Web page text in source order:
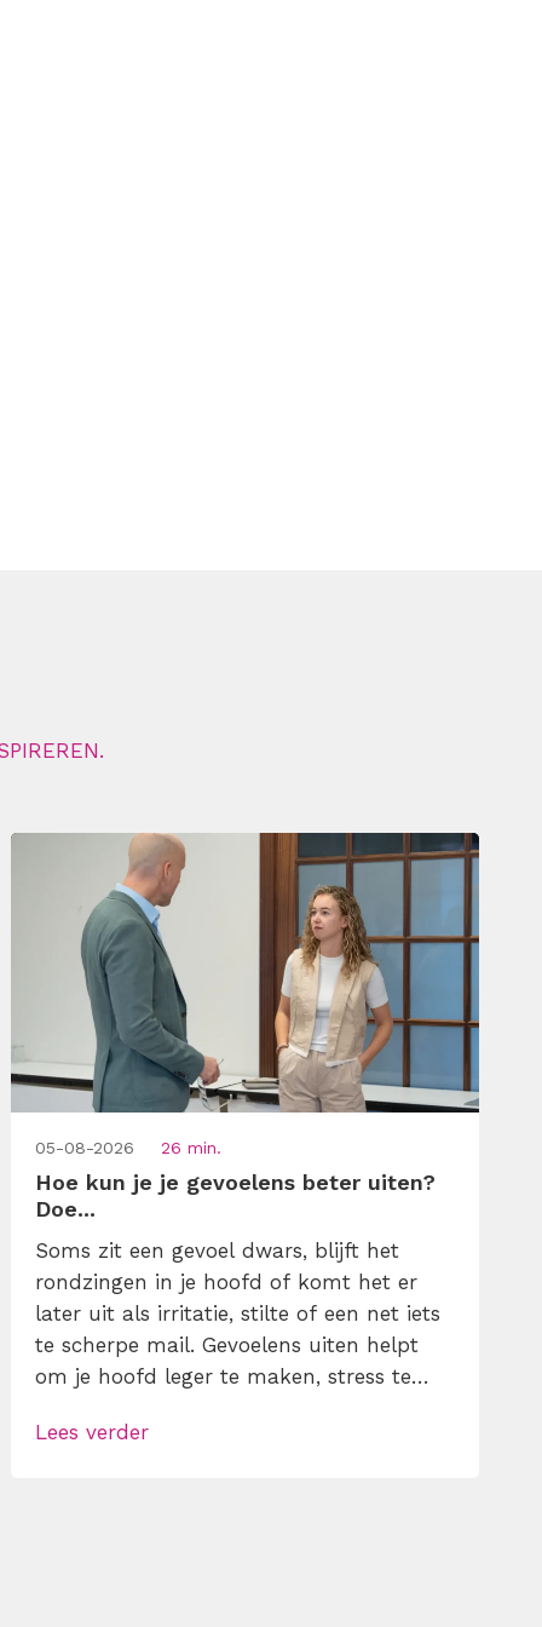
05-08-2026 26 min.
Hoe kun je je gevoelens beter uiten?
Doe...
Soms zit een gevoel dwars, blijft het
rondzingen in je hoofd of komt het er
later uit als irritatie, stilte of een net iets
te scherpe mail. Gevoelens uiten helpt
om je hoofd leger te maken, stress te
communiceren. Maar hoe doe je dat
Lees verder